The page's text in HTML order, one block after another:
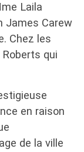
Laila
James Carew
Chez les
qui
en raison
de la ville